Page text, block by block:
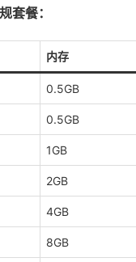
套餐：
内存
0.5GB
0.5GB
1GB
2GB
4GB
8GB